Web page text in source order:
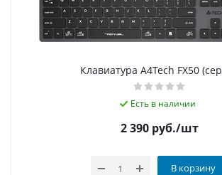
Клавиатура A4Tech FX50
Есть в наличии
2 390 руб./шт
В корзину